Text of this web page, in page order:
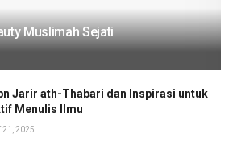
Muslimah Sejati
Jarir ath-Thabari dan Inspirasi untuk
Menulis Ilmu
21, 2025